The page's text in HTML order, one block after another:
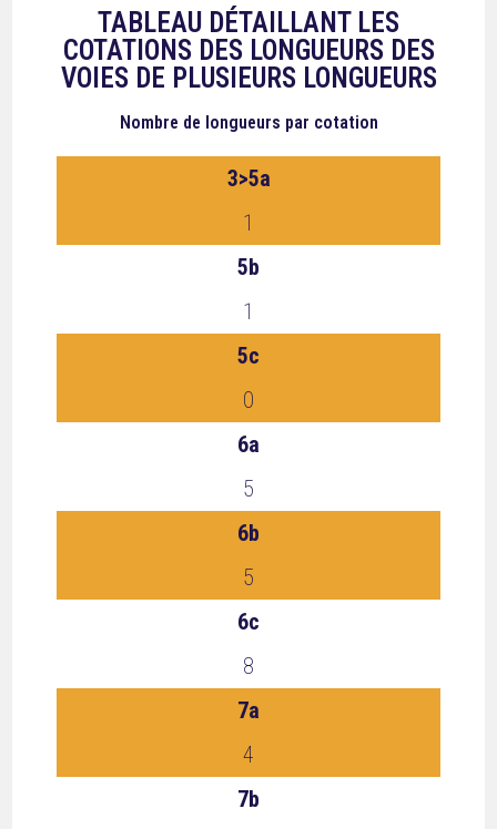
TABLEAU DÉTAILLANT LES
COTATIONS DES LONGUEURS DES
VOIES DE PLUSIEURS LONGUEURS
Nombre de longueurs par cotation
3>5a
1
5b
1
5c
0
6a
5
6b
5
6c
8
7a
4
7b